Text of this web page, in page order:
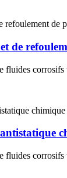
de
fluides corrosifs
fluides corrosifs